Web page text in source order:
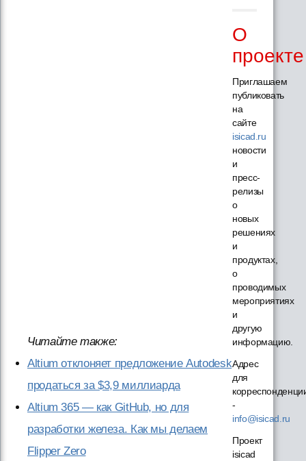
Читайте также:
Altium отклоняет предложение Autodesk
продаться за $3,9 миллиарда
Altium 365 — как GitHub, но для
разработки железа. Как мы делаем
Flipper Zero
О
проекте
Приглашаем
публиковать
на
сайте
isicad.ru
новости
и
пресс-
релизы
о
новых
решениях
и
продуктах,
о
проводимых
мероприятиях
и
другую
информацию.
Адрес
для
-
info@isicad.ru
Проект
isicad